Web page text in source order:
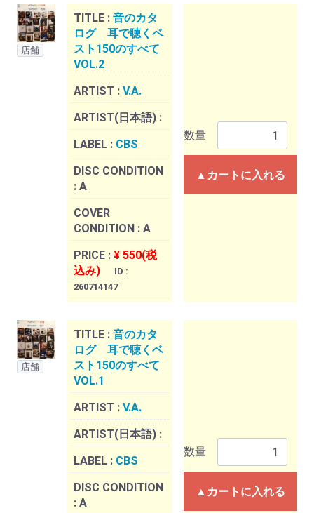
店舗
TITLE : 音のカタ
ログ 耳で聴くベ
スト150のすべて
VOL.2
ARTIST : V.A.
ARTIST(日本語) :
LABEL : CBS
DISC CONDITION
: A
COVER
CONDITION : A
PRICE : ¥ 550(税
込み)
ID :
260714147
数量
▲カートに入れる
店舗
TITLE : 音のカタ
ログ 耳で聴くベ
スト150のすべて
VOL.1
ARTIST : V.A.
ARTIST(日本語) :
LABEL : CBS
DISC CONDITION
: A
数量
▲カートに入れる